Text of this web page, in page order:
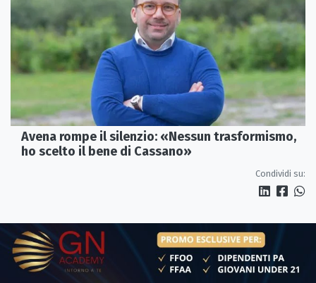
Avena rompe il silenzio: «Nessun trasformismo,
ho scelto il bene di Cassano»
Condividi su: